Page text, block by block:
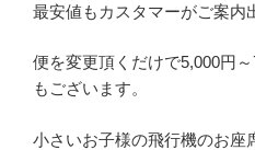
最安値もカスタマーがご案内
便を変更頂くだけで5,000円
もございます。
小さいお子様の飛行機のお座